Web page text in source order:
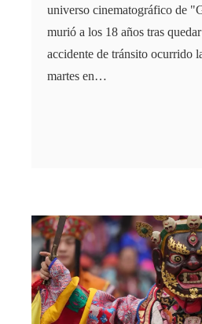
universo cinematográfico de
murió a los 18 años tras
accidente de tránsito ocurrido
martes en…